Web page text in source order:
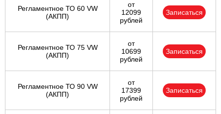
Регламентное ТО 60 VW
(АКПП)
от
12099
рублей
Записаться
Регламентное ТО 75 VW
(АКПП)
от
10699
рублей
Записаться
Регламентное ТО 90 VW
(АКПП)
от
17399
рублей
Записаться